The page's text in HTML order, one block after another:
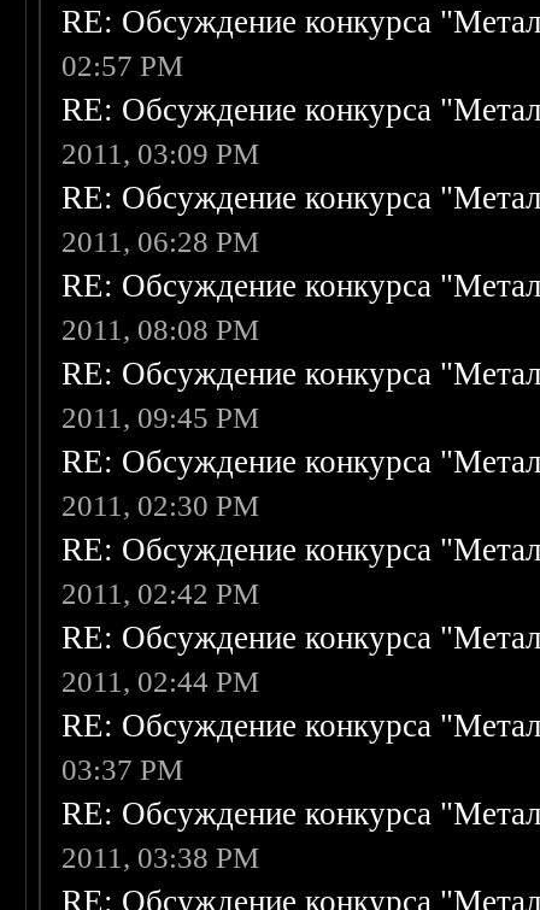
RE: Обсуждение конкурса
02:57 PM
RE: Обсуждение конкурса
2011, 03:09 PM
RE: Обсуждение конкурса
2011, 06:28 PM
RE: Обсуждение конкурса
2011, 08:08 PM
RE: Обсуждение конкурса
2011, 09:45 PM
RE: Обсуждение конкурса
2011, 02:30 PM
RE: Обсуждение конкурса
2011, 02:42 PM
RE: Обсуждение конкурса
2011, 02:44 PM
RE: Обсуждение конкурса
03:37 PM
RE: Обсуждение конкурса
2011, 03:38 PM
RE: Обсуждение конкурса